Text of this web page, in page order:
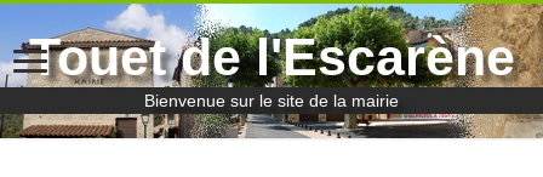
Touet de l'Escarène
Bienvenue sur le site de la mairie